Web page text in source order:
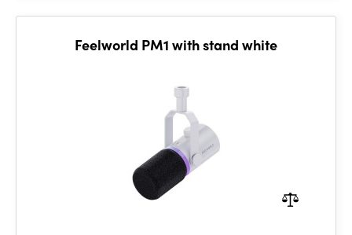
Feelworld PM1 with stand white